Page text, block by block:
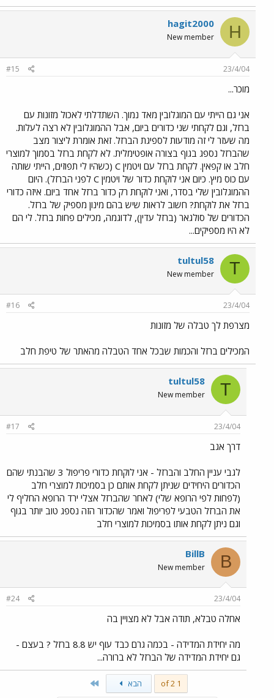
H
hagit2000
New member
23/4/04
#15
מוכר...
אני גם הייתי עם המוגלובין מאד נמוך. השתדלתי לאכול מזונות עם
ברזל, וגם לקחתי שני כדורים ביום, אבל ההמוגלובין לא רצה לעלות.
מה שעזר לי זה מודעות לספיגת הברזל. זאת אומרת ליצור מצב
שהברזל נספג בגוף בצורה אופטימלית. לא לקחת ברזל בסמוך למוצרי
חלב או קפאין. לקחת ברזל עם ויטמין C (כשהיו לי תפוזים, הייתי שותה
עם כוס מיץ. כיום אני לוקחת כדור של ויטמין C לפני הברזל). היום
ההמוגלובין שלי בסדר, ואני לוקחת רק כדור ברזל אחד ביום. איזה כדורי
ברזל את לוקחת? חשוב לראות שיש בהם מינון מספיק של ברזל.
הכדורים של סולגאר (ברזל עדין), לדוגמה, מכילים פחות ברזל. לי הם
לא היו מספיקים...
T
tultul58
New member
23/4/04
#16
מצרפת לך טבלה של מזונות
המכילים ברזל והכמות שבכל אחד הטבלה מהאתר של טיפת חלב
T
tultul58
New member
23/4/04
#17
דרך אגב
לגבי עניין החלב והברזל - אני לוקחת כדורי פריפול 3 שהבנתי שהם
הכדורים היחידים שניתן לקחת אותם כן בסמיכות למוצרי חלב
(לפחות לפי הרופא שלי) לאחר שהברזל אצלי ירד הרופא החליף לי
את הברזל הטבעי לפריפול ואמר שהכדור הזה נספג טוב יותר בגוף
וגם ניתן לקחת אותו בסמיכות למוצרי חלב
B
BillB
New member
23/4/04
#24
אחלה טבלא, תודה אבל לא מצויין בה
מה יחידת המדידה - בכמה גרם כבד עוף יש 8.8 ברזל ? בעצם -
גם יחידת המדידה של הברזל לא ברורה...
1 of 2 הבא